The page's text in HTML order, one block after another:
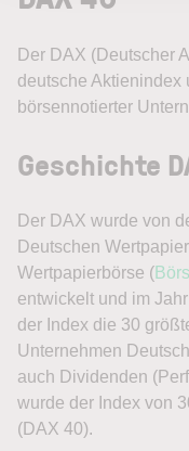
Der DAX (Deutscher
deutsche
börsennotierter
Geschichte
Der DAX wurde von
Deutschen
Wertpapierbörse (
entwickelt und im
der Index die 30
Unternehmen
auch Dividenden
wurde der Index von
(DAX 40).